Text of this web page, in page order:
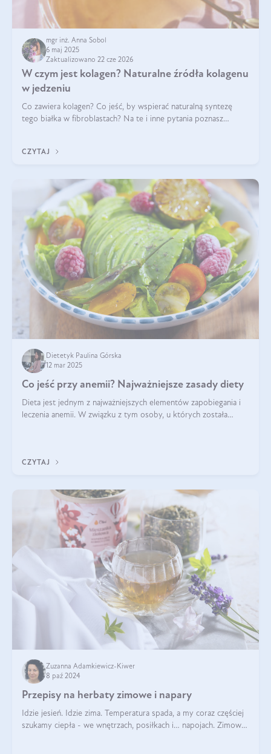
mgr inż. Anna Sobol
6 maj 2025
Zaktualizowano 22 cze 2026
W czym jest kolagen? Naturalne źródła kolagenu
w jedzeniu
Co zawiera kolagen? Co jeść, by wspierać naturalną syntezę
tego białka w fibroblastach? Na te i inne pytania poznasz
CZYTAJ
Dietetyk Paulina Górska
12 mar 2025
Co jeść przy anemii? Najważniejsze zasady diety
Dieta jest jednym z najważniejszych elementów zapobiegania i
leczenia anemii. W związku z tym osoby, u których została
CZYTAJ
Zuzanna Adamkiewicz-Kiwer
8 paź 2024
Przepisy na herbaty zimowe i napary
Idzie jesień. Idzie zima. Temperatura spada, a my coraz częściej
szukamy ciepła - we wnętrzach, posiłkach i… napojach. Zimowe